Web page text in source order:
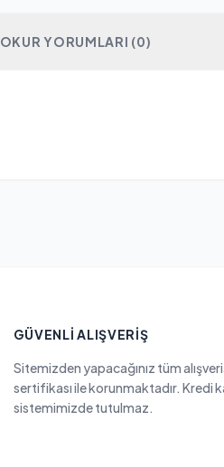
OKUR YORUMLARI (0)
GÜVENLI ALIŞVERIŞ
Sitemizden yapacağınız tüm
sertifikası ile korunmaktadır. Kredi
sistemimizde tutulmaz.